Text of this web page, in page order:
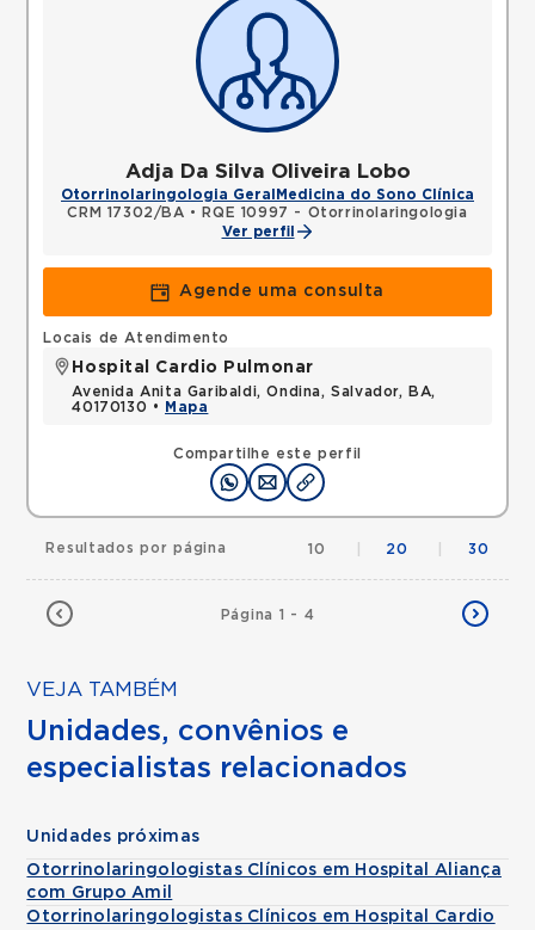
Adja Da Silva Oliveira Lobo
Otorrinolaringologia Geral Medicina do Sono Clínica
CRM 17302/BA •
RQE 10997 - Otorrinolaringologia
Ver perfil
Agende uma consulta
Compartilhe este perfil
Locais de Atendimento
Hospital Cardio Pulmonar
Avenida Anita Garibaldi, Ondina, Salvador, BA,
40170130 •
Mapa
Página 1 - 4
Resultados por página 10 20 30
VEJA TAMBÉM
Unidades, convênios e
especialistas relacionados
Unidades próximas
Otorrinolaringologistas Clínicos em Hospital Aliança
com Grupo Amil
Otorrinolaringologistas Clínicos em Hospital Cardio